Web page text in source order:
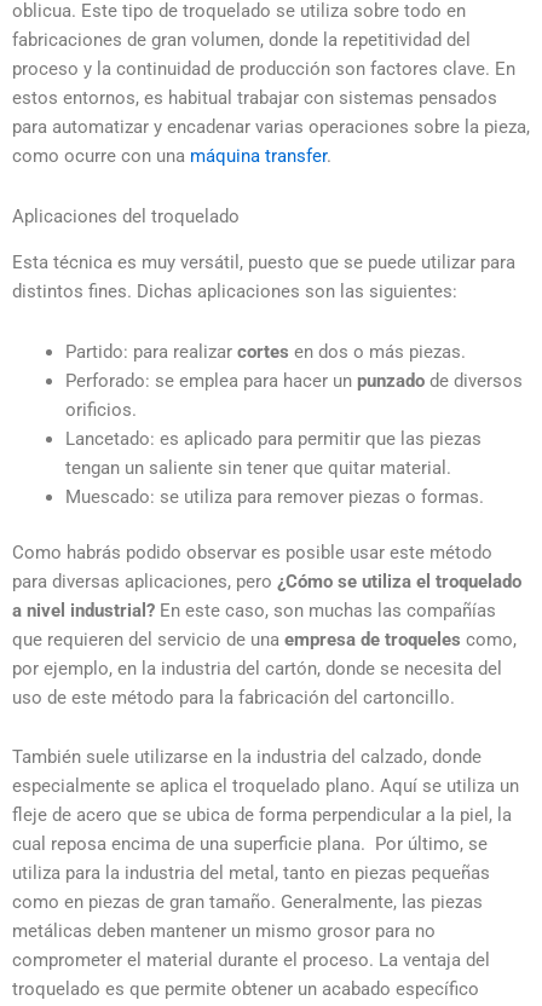
oblicua. Este tipo de troquelado se utiliza sobre todo en
fabricaciones de gran volumen, donde la repetitividad del
proceso y la continuidad de producción son factores clave. En
estos entornos, es habitual trabajar con sistemas pensados
para automatizar y encadenar varias operaciones sobre la pieza,
como ocurre con una máquina transfer.
Aplicaciones del troquelado
Esta técnica es muy versátil, puesto que se puede utilizar para
distintos fines. Dichas aplicaciones son las siguientes:
Partido: para realizar cortes en dos o más piezas.
Perforado: se emplea para hacer un punzadode diversos
orificios.
Lancetado: es aplicado para permitir que las piezas
tengan un saliente sin tener que quitar material.
Muescado: se utiliza para remover piezas o formas.
Como habrás podido observar es posible usar este método
para diversas aplicaciones, pero ¿Cómo se utiliza el troquelado
a nivel industrial? En este caso, son muchas las compañías
que requieren del servicio de una empresa de troqueles como,
por ejemplo, en la industria del cartón, donde se necesita del
uso de este método para la fabricación del cartoncillo.
También suele utilizarse en la industria del calzado, donde
especialmente se aplica el troquelado plano. Aquí se utiliza un
fleje de acero que se ubica de forma perpendicular a la piel, la
cual reposa encima de una superficie plana. Por último, se
utiliza para la industria del metal, tanto en piezas pequeñas
como en piezas de gran tamaño. Generalmente, las piezas
metálicas deben mantener un mismo grosor para no
comprometer el material durante el proceso. La ventaja del
troquelado es que permite obtener un acabado específico